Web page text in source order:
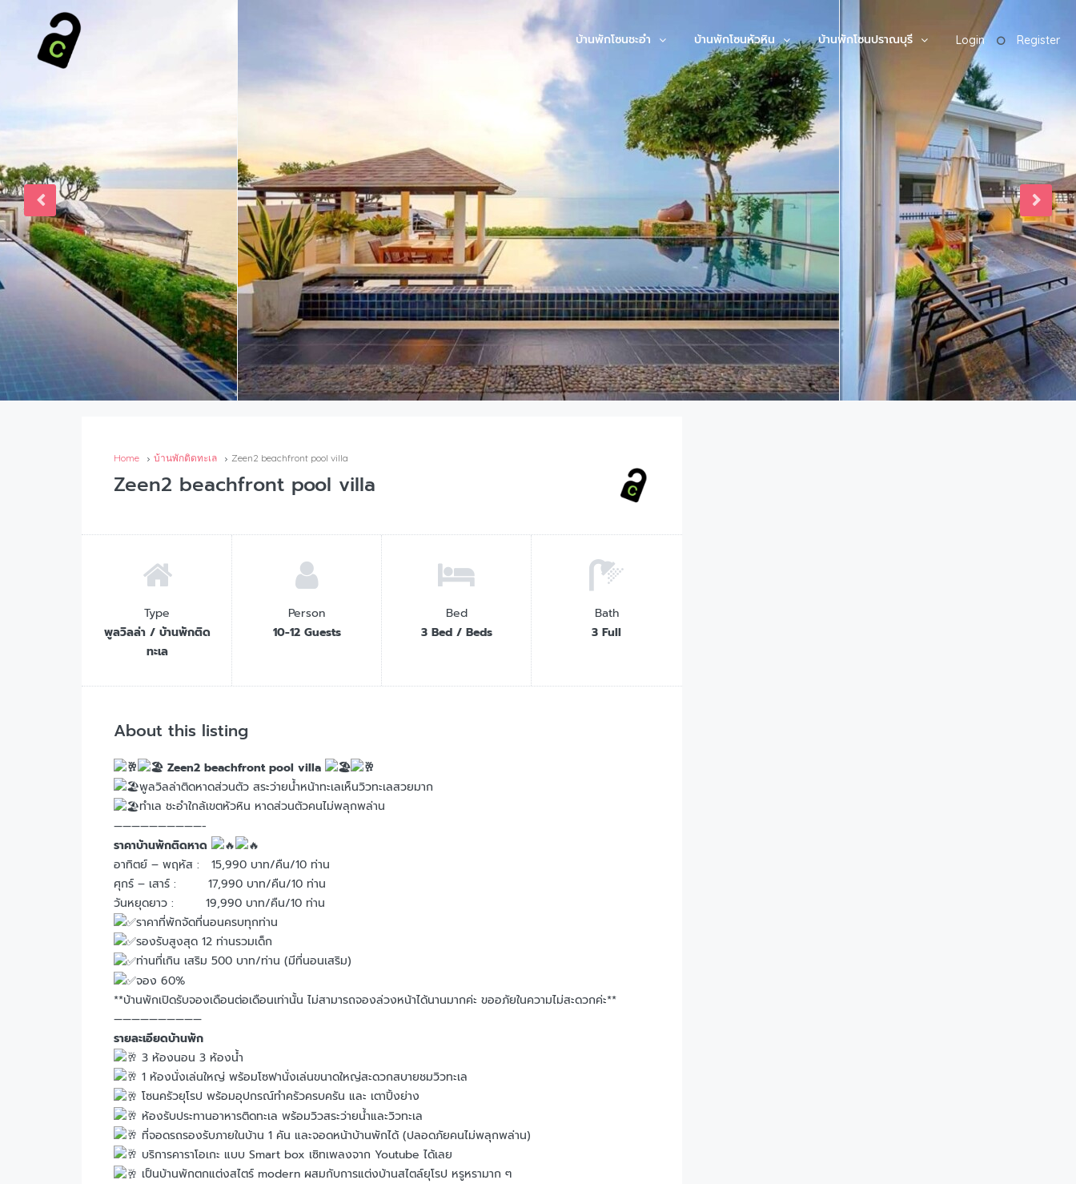
บ้านพักโซนชะอำ บ้านพักโซนหัวหิน บ้านพักโซนปราณบุรี Login Register
Home บ้านพักติดทะเล Zeen2 beachfront pool villa
Zeen2 beachfront pool villa
Type
พูลวิลล่า / บ้านพักติด
ทะเล
Person
10-12 Guests
Bed
3 Bed / Beds
Bath
3 Full
About this listing
Zeen2 beachfront pool villa
พูลวิลล่าติดหาดส่วนตัว สระว่ายน้ำหน้าทะเลเห็นวิวทะเลสวยมาก
ทำเล ชะอำใกล้เขตหัวหิน หาดส่วนตัวคนไม่พลุกพล่าน
——————————-
ราคาบ้านพักติดหาด
อาทิตย์ – พฤหัส : 15,990 บาท/คืน/10 ท่าน
ศุกร์ – เสาร์ : 17,990 บาท/คืน/10 ท่าน
วันหยุดยาว : 19,990 บาท/คืน/10 ท่าน
ราคาที่พักจัดที่นอนครบทุกท่าน
รองรับสูงสุด 12 ท่านรวมเด็ก
ท่านที่เกิน เสริม 500 บาท/ท่าน (มีที่นอนเสริม)​
จอง 60%
**บ้านพักเปิดรับจองเดือนต่อเดือนเท่านั้น ไม่สามารถจองล่วงหน้าได้นานมากค่ะ ขออภัยในความไม่สะดวกค่ะ**
——————————
รายละเอียดบ้านพัก
3 ห้องนอน 3 ห้องน้ำ
1 ห้องนั่งเล่นใหญ่ พร้อมโซฟานั่งเล่นขนาดใหญ่สะดวกสบายชมวิวทะเล
โซนครัวยุโรป พร้อมอุปกรณ์ทำครัวครบครัน และ เตาปิ้งย่าง
ห้องรับประทานอาหารติดทะเล พร้อมวิวสระว่ายน้ำและวิวทะเล
ที่จอดรถรองรับภายในบ้าน 1 คัน และจอดหน้าบ้านพักได้ (ปลอดภัยคนไม่พลุกพล่าน)
บริการคาราโอเกะ แบบ Smart box เซิทเพลงจาก Youtube ได้เลย
เป็นบ้านพักตกแต่งสไตร์ modern ผสมกับการแต่งบ้านสไตล์ยุโรป หรูหรามาก ๆ